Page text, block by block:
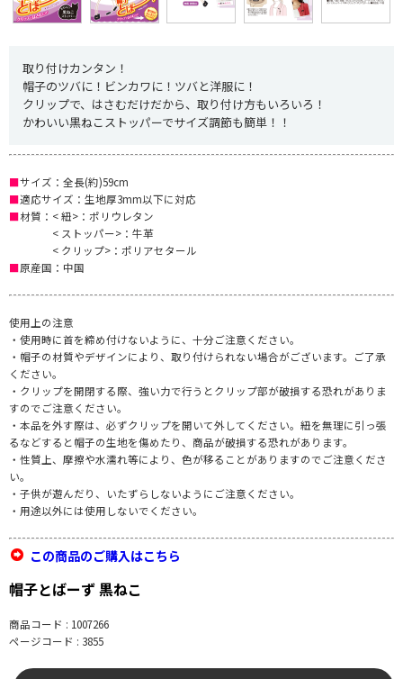
取り付けカンタン！
帽子のツバに！ビンカワに！ツバと洋服に！
クリップで、はさむだけだから、取り付け方もいろいろ！
かわいい黒ねこストッパーでサイズ調節も簡単！！
■サイズ：全長(約)59cm
■適応サイズ：生地厚3mm以下に対応
■材質：< 紐>：ポリウレタン
< ストッパー>：牛革
< クリップ>：ポリアセタール
■原産国：中国
使用上の注意
・使用時に首を締め付けないように、十分ご注意ください。
・帽子の材質やデザインにより、取り付けられない場合がございます。ご了承
ください。
・クリップを開閉する際、強い力で行うとクリップ部が破損する恐れがありま
すのでご注意ください。
・本品を外す際は、必ずクリップを開いて外してください。紐を無理に引っ張
るなどすると帽子の生地を傷めたり、商品が破損する恐れがあります。
・性質上、摩擦や水濡れ等により、色が移ることがありますのでご注意くださ
い。
・子供が遊んだり、いたずらしないようにご注意ください。
・用途以外には使用しないでください。
この商品のご購入はこちら
帽子とばーず 黒ねこ
商品コード : 1007266
ページコード : 3855